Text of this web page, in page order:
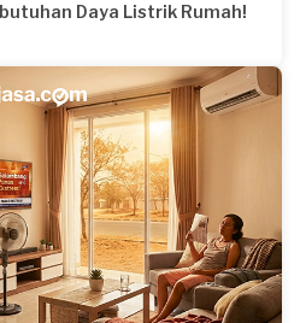
Daya Listrik Rumah!